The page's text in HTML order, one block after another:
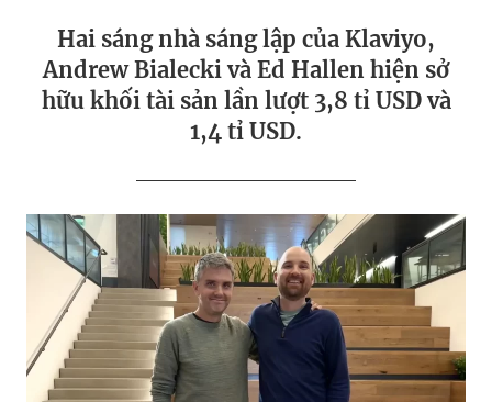
Hai sáng nhà sáng lập của Klaviyo,
Andrew Bialecki và Ed Hallen hiện sở
hữu khối tài sản lần lượt 3,8 tỉ USD và
1,4 tỉ USD.